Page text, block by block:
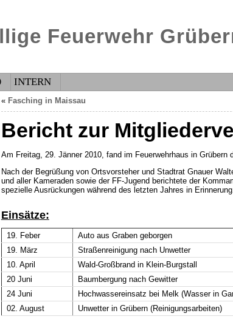
Feuerwehr
INTERN
« Fasching in Maissau
Bericht zur
Am Freitag, 29. Jänner 2010, fand im Feuerwehrhaus in Grübern
Nach der Begrüßung von Ortsvorsteher und Stadtrat Gnauer
und aller Kameraden sowie der FF-Jugend berichtete der
spezielle Ausrückungen während des letzten Jahres in Erinnerung.
Einsätze:
19. Feber
Auto aus Graben geborgen
19. März
Straßenreinigung nach Unwetter
10. April
Wald-Großbrand in Klein-Burgstall
20 Juni
Baumbergung nach Gewitter
24 Juni
Hochwassereinsatz bei Melk (Wasser in
02. August
Unwetter in Grübern (Reinigungsarbeiten)